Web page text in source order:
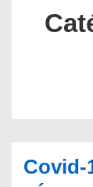
Covid-